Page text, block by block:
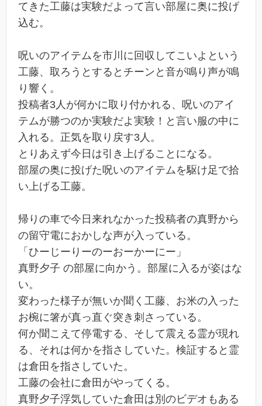
てきた工藤は実験だよって言い部屋に奥に投げ
込む。
呪いのアイテムを市川に回収してこいよという
工藤、取ろうとするとチーンと音が鳴り声が鳴
り響く。
投稿者3人が何かに取り付かれる、呪いのアイ
テムが勝つのか実験だよ実験！と言い服の中に
入れる。正気を取り戻す3人。
とりあえず今日は引き上げることになる。
部屋の奥に投げた呪いのアイテムを駆け足で拾
い上げる工藤。
帰りの車で今日来れなかった投稿者の真野から
の留守電におかしな声が入っている。
「ひーじーりーのーおーかーにー」
真野夕子 の部屋に向かう。部屋に入るが姿はな
い。
変わった様子が無いか聞く工藤、お米の入った
お椀に箸が真っ直ぐ突き刺さっている。
何か聞こえて停電する、そして震える霊が現れ
る、それは何かを指さしていた。検証すると霊
は倉田を指さしていた。
工藤の会社に倉田がやってくる。
真野夕子浮気していた倉田は別のビデオもある